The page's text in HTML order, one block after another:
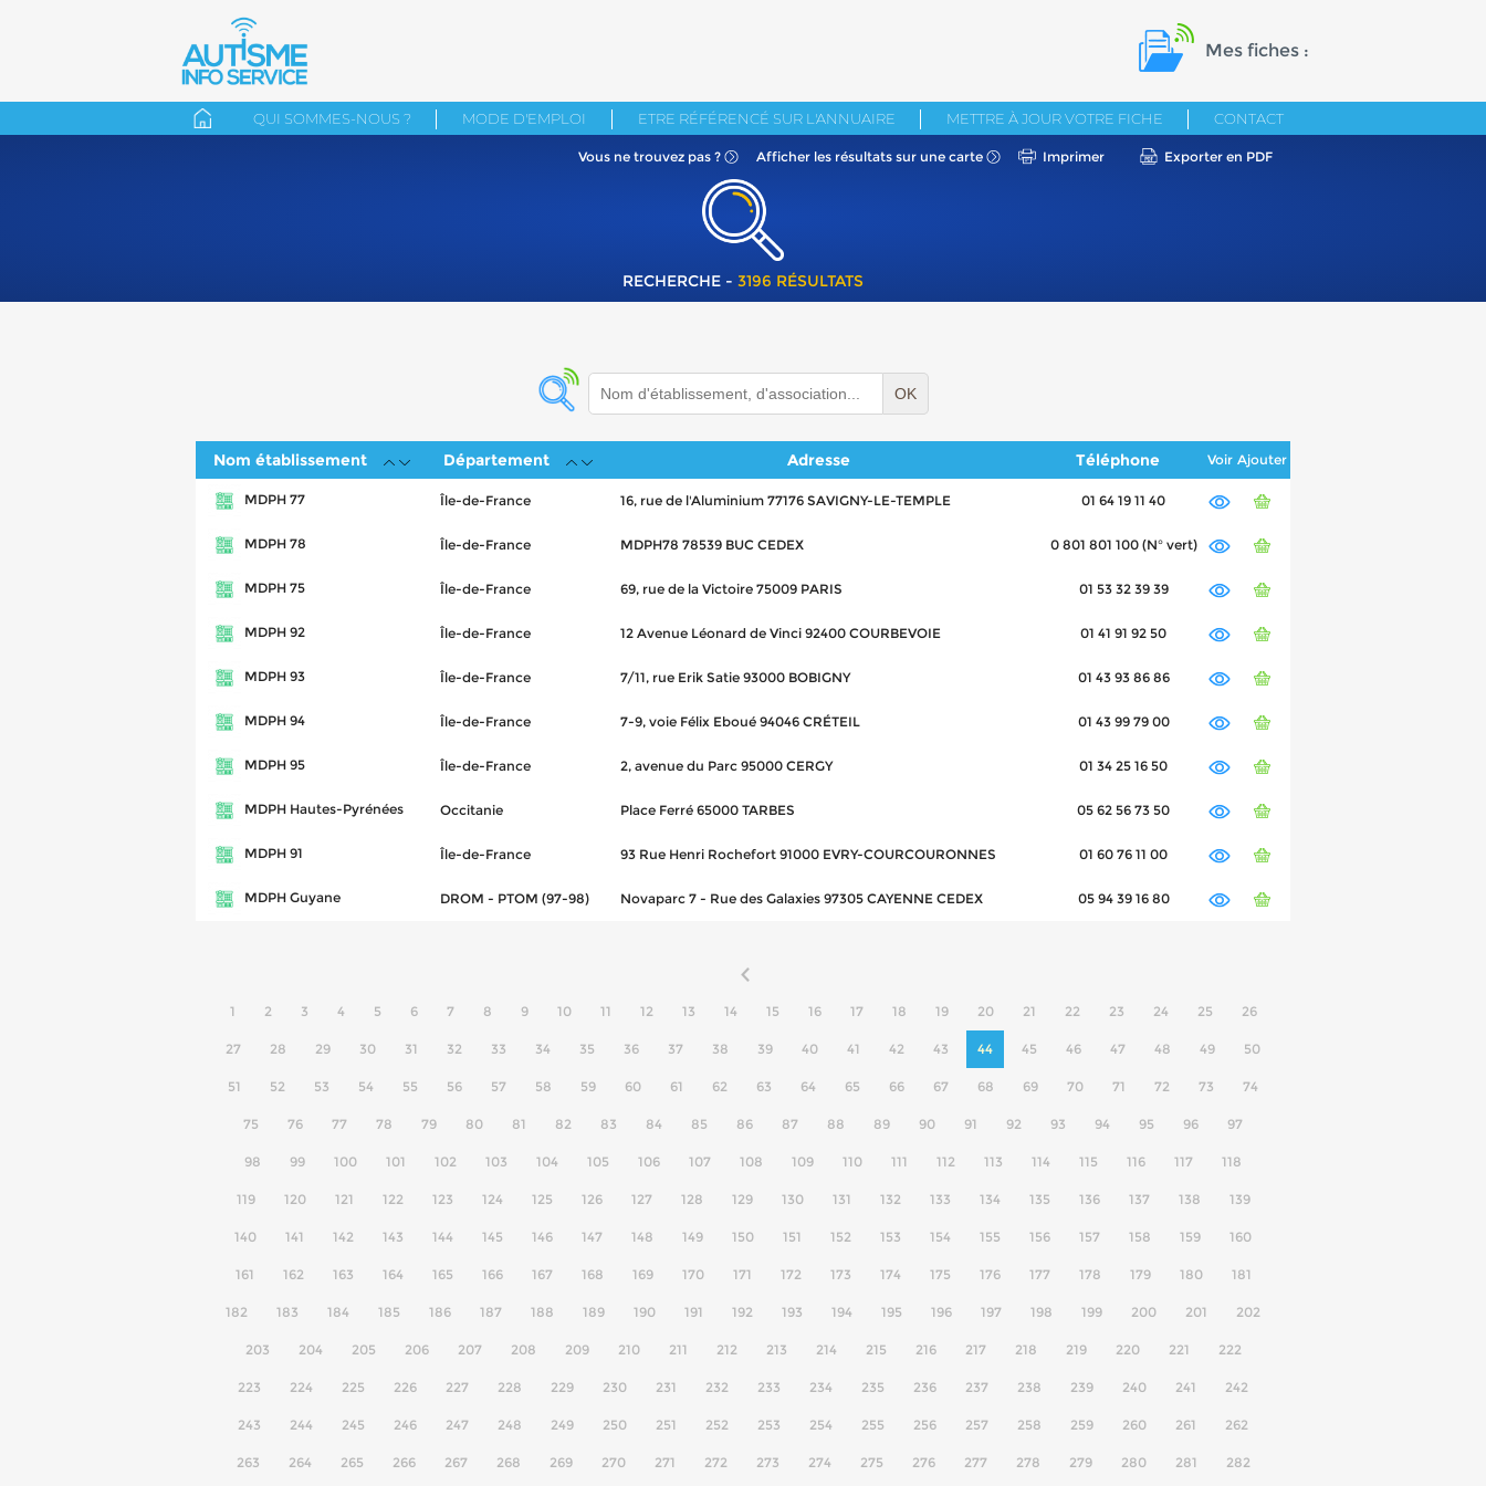
Mes fiches :
QUI SOMMES-NOUS ? MODE D'EMPLOI ETRE RÉFÉRENCÉ SUR L'ANNUAIRE METTRE À JOUR VOTRE FICHE CONTACT
Vous ne trouvez pas ? Afficher les résultats sur une carte Imprimer Exporter en PDF
RECHERCHE - 3196 RÉSULTATS
OK
Nom établissement Département Adresse Téléphone Voir Ajouter
MDPH 77 Île-de-France 16, rue de l'Aluminium 77176 SAVIGNY-LE-TEMPLE 01 64 19 11 40
MDPH 78 Île-de-France MDPH78 78539 BUC CEDEX 0 801 801 100 (N° vert)
MDPH 75 Île-de-France 69, rue de la Victoire 75009 PARIS 01 53 32 39 39
MDPH 92 Île-de-France 12 Avenue Léonard de Vinci 92400 COURBEVOIE 01 41 91 92 50
MDPH 93 Île-de-France 7/11, rue Erik Satie 93000 BOBIGNY 01 43 93 86 86
MDPH 94 Île-de-France 7-9, voie Félix Eboué 94046 CRÉTEIL 01 43 99 79 00
MDPH 95 Île-de-France 2, avenue du Parc 95000 CERGY 01 34 25 16 50
MDPH Hautes-Pyrénées Occitanie Place Ferré 65000 TARBES 05 62 56 73 50
MDPH 91 Île-de-France 93 Rue Henri Rochefort 91000 EVRY-COURCOURONNES 01 60 76 11 00
MDPH Guyane DROM - PTOM (97-98) Novaparc 7 - Rue des Galaxies 97305 CAYENNE CEDEX 05 94 39 16 80
1 2 3 4 5 6 7 8 9 10 11 12 13 14 15 16 17 18 19 20 21 22 23 24 25 26
27 28 29 30 31 32 33 34 35 36 37 38 39 40 41 42 43 44 45 46 47 48 49 50
51 52 53 54 55 56 57 58 59 60 61 62 63 64 65 66 67 68 69 70 71 72 73 74
75 76 77 78 79 80 81 82 83 84 85 86 87 88 89 90 91 92 93 94 95 96 97
98 99 100 101 102 103 104 105 106 107 108 109 110 111 112 113 114 115 116 117 118
119 120 121 122 123 124 125 126 127 128 129 130 131 132 133 134 135 136 137 138 139
140 141 142 143 144 145 146 147 148 149 150 151 152 153 154 155 156 157 158 159 160
161 162 163 164 165 166 167 168 169 170 171 172 173 174 175 176 177 178 179 180 181
182 183 184 185 186 187 188 189 190 191 192 193 194 195 196 197 198 199 200 201 202
203 204 205 206 207 208 209 210 211 212 213 214 215 216 217 218 219 220 221 222
223 224 225 226 227 228 229 230 231 232 233 234 235 236 237 238 239 240 241 242
243 244 245 246 247 248 249 250 251 252 253 254 255 256 257 258 259 260 261 262
263 264 265 266 267 268 269 270 271 272 273 274 275 276 277 278 279 280 281 282